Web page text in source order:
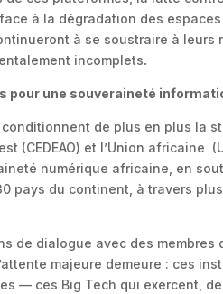
à la dégradation des
à se soustraire à
incomplets.
pour une souveraineté
de plus en plus la
(CEDEAO) et l’Union
numérique africaine, en
pays du continent, à travers
de dialogue avec des
majeure demeure : ces
— ces Big Tech qui exercent,